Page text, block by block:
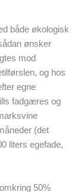
både økologisk
ønsker
mod
og hos
egne
fadgæres og
(det
liters egefade,
50%